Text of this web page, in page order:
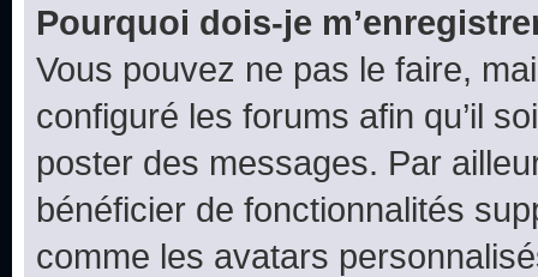
Pourquoi dois-je
Vous pouvez ne pas le faire,
configuré les forums afin qu’il
poster des messages. Par
bénéficier de fonctionnalités
comme les avatars